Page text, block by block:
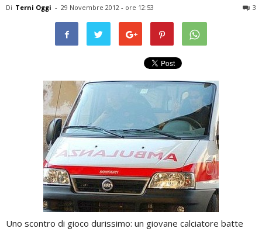
Di Terni Oggi - 29 Novembre 2012 - ore 12:53 3
Uno scontro di gioco durissimo: un giovane calciatore batte